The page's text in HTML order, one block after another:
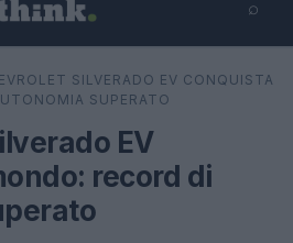
⌕
⌕ ×
SILVERADO EV CONQUISTA
SUPERATO
EV
record di